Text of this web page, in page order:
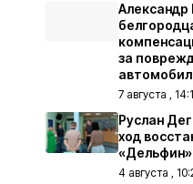
за
7 августа ,
Руслан
ход
4 августа ,